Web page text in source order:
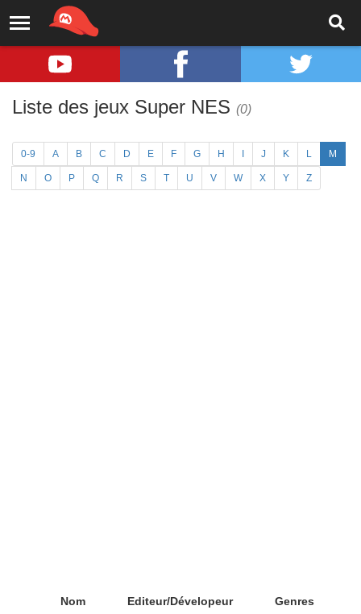
Liste des jeux Super NES (0)
0-9 A B C D E F G H J K L M
N O P Q R S T U V W X Y Z
Nom Editeur/Dévelopeur Genres